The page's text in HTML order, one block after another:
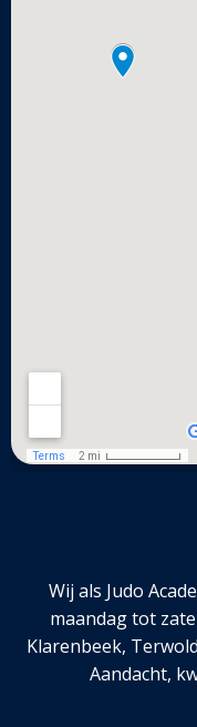
Wij als Judo
maandag tot
Klarenbeek,
Aandacht,